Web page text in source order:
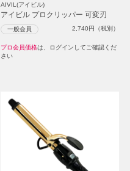
AIVIL(アイビル)
アイビル プロクリッパー 可変刃
一般会員 2,740円（税別）
プロ会員価格は、ログインしてご確認くだ
さい